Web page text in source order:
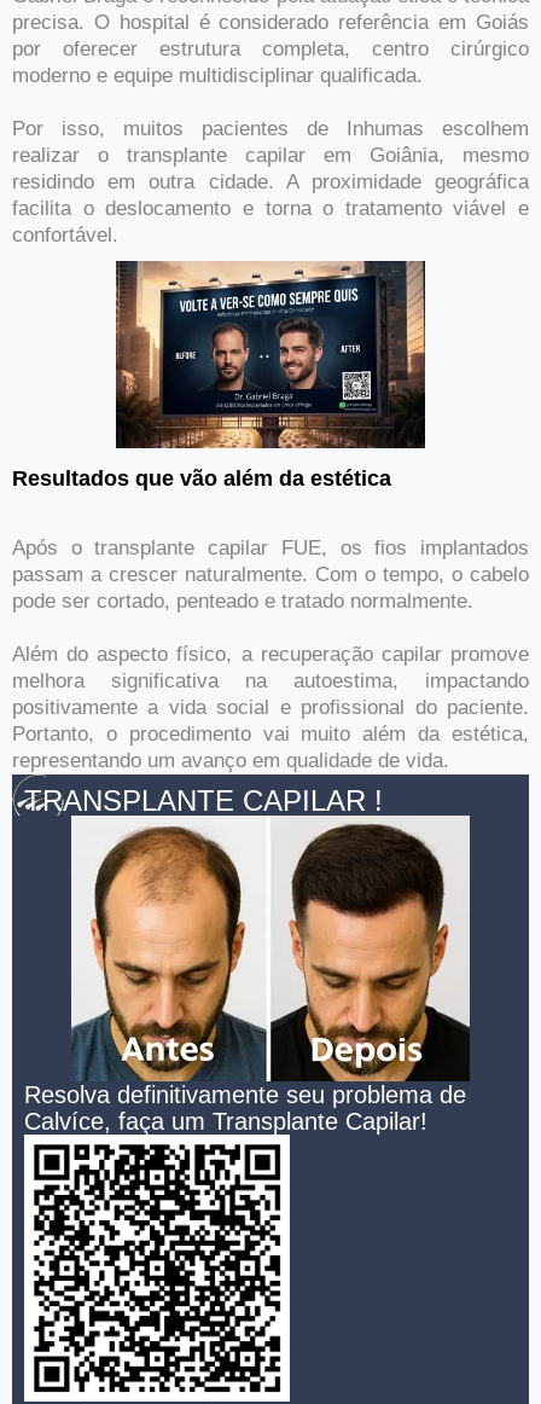
precisa. O hospital é considerado referência em Goiás
por oferecer estrutura completa, centro cirúrgico
moderno e equipe multidisciplinar qualificada.
Por isso, muitos pacientes de Inhumas escolhem
realizar o transplante capilar em Goiânia, mesmo
residindo em outra cidade. A proximidade geográfica
facilita o deslocamento e torna o tratamento viável e
confortável.
Resultados que vão além da estética
Após o transplante capilar FUE, os fios implantados
passam a crescer naturalmente. Com o tempo, o cabelo
pode ser cortado, penteado e tratado normalmente.
Além do aspecto físico, a recuperação capilar promove
melhora significativa na autoestima, impactando
positivamente a vida social e profissional do paciente.
Portanto, o procedimento vai muito além da estética,
representando um avanço em qualidade de vida.
TRANSPLANTE CAPILAR !
Resolva definitivamente seu problema de
Calvíce, faça um Transplante Capilar!